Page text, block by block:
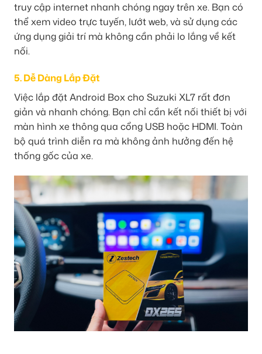
truy cập internet nhanh chóng ngay trên xe. Bạn có
thể xem video trực tuyến, lướt web, và sử dụng các
ứng dụng giải trí mà không cần phải lo lắng về kết
nối.
5. Dễ Dàng Lắp Đặt
Việc lắp đặt Android Box cho Suzuki XL7 rất đơn
giản và nhanh chóng. Bạn chỉ cần kết nối thiết bị với
màn hình xe thông qua cổng USB hoặc HDMI. Toàn
bộ quá trình diễn ra mà không ảnh hưởng đến hệ
thống gốc của xe.